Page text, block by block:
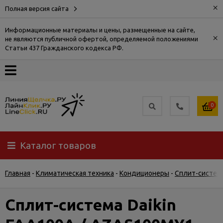
Полная версия сайта ×
Информационные материалы и цены, размещенные на сайте,
не являются публичной офертой, определяемой положениями
Статьи 437 Гражданского кодекса РФ.
×
О
Доставка
Самовывоз
Гарантия
возврат
0
Каталог товаров
Главная - Климатическая техника - Кондиционеры - Сплит-
Сплит-система Daikin